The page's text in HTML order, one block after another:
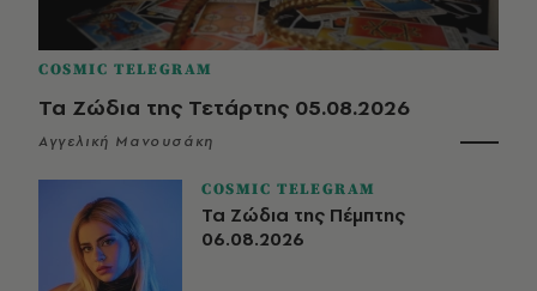
COSMIC TELEGRAM
Τα Ζώδια της Τετάρτης 05.08.2026
Αγγελική Μανουσάκη
COSMIC TELEGRAM
Τα Ζώδια της Πέμπτης
06.08.2026